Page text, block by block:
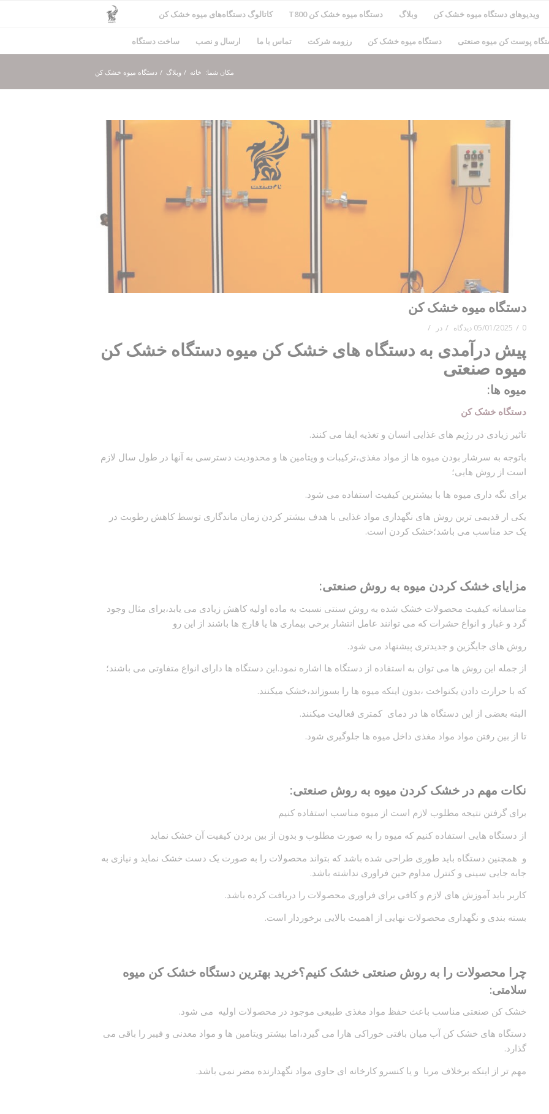
ویدیوهای دستگاه میوه خشک کن وبلاگ دستگاه میوه خشک کن T800 کاتالوگ دستگاه‌های میوه خشک کن
پوست کن میوه صنعتی دستگاه میوه خشک کن رزومه شرکت تماس با ما ارسال و نصب ساخت دستگاه
مکان شما: خانه / وبلاگ / دستگاه میوه خشک کن
دستگاه میوه خشک کن
05/01/2025 / 0 دیدگاه / در /
پیش درآمدی به دستگاه های خشک کن میوهدستگاه خشک کن
میوه صنعتی
میوه ها:
دستگاه خشک کن
تاثیر زیادی در رژیم های غذایی انسان و تغذیه ایفا می کنند.
باتوجه به سرشار بودن میوه ها از مواد مغذی،ترکیبات و ویتامین ها و محدودیت دسترسی به آنها در طول سال لازم
است از روش هایی؛
برای نگه داری میوه ها با بیشترین کیفیت استفاده می شود.
یکی ار قدیمی ترین روش های نگهداری مواد غذایی با هدف بیشتر کردن زمان ماندگاری توسط کاهش رطوبت در
یک حد مناسب می باشد؛خشک کردن است.
مزایای خشک کردن میوه به روش صنعتی:
متاسفانه کیفیت محصولات خشک شده به روش سنتی نسبت به ماده اولیه کاهش زیادی می یابد،برای مثال وجود
گرد و غبار و انواع حشرات که می توانند عامل انتشار برخی بیماری ها یا قارچ ها باشند از این رو
روش های جایگزین و جدیدتری پیشنهاد می شود.
از جمله این روش ها می توان به استفاده از دستگاه ها اشاره نمود.این دستگاه ها دارای انواع متفاوتی می باشند؛
که با حرارت دادن یکنواخت ،بدون اینکه میوه ها را بسوزاند،خشک میکنند.
البته بعضی از این دستگاه ها در دمای کمتری فعالیت میکنند.
تا از بین رفتن مواد مواد مغذی داخل میوه ها جلوگیری شود.
نکات مهم در خشک کردن میوه به روش صنعتی:
برای گرفتن نتیجه مطلوب لازم است از میوه مناسب استفاده کنیم
از دستگاه هایی استفاده کنیم که میوه را به صورت مطلوب و بدون از بین بردن کیفیت آن خشک نماید
و همچنین دستگاه باید طوری طراحی شده باشد که بتواند محصولات را به صورت یک دست خشک نماید و نیازی به
جابه جایی سینی و کنترل مداوم حین فراوری نداشته باشد.
کاربر باید آموزش های لازم و کافی برای فراوری محصولات را دریافت کرده باشد.
بسته بندی و نگهداری محصولات نهایی از اهمیت بالایی برخوردار است.
چرا محصولات را به روش صنعتی خشک کنیم؟خرید بهترین دستگاه خشک کن میوه
سلامتی:
خشک کن صنعتی مناسب باعث حفظ مواد مغذی طبیعی موجود در محصولات اولیه می شود.
دستگاه های خشک کن آب میان بافتی خوراکی هارا می گیرد،اما بیشتر ویتامین ها و مواد معدنی و فیبر را باقی می
گذارد.
مهم تر از اینکه برخلاف مربا و یا کنسرو کارخانه ای حاوی مواد نگهدارنده مضر نمی باشد.